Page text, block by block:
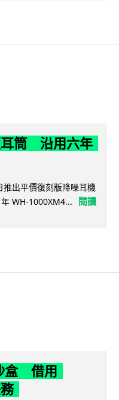
耳筒 沿用六年
出平價復刻版降噪耳機
WH-1000XM4...
閱讀
盒 借用